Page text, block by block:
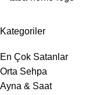
Kategoriler
En Çok Satanlar
Orta Sehpa
Ayna & Saat